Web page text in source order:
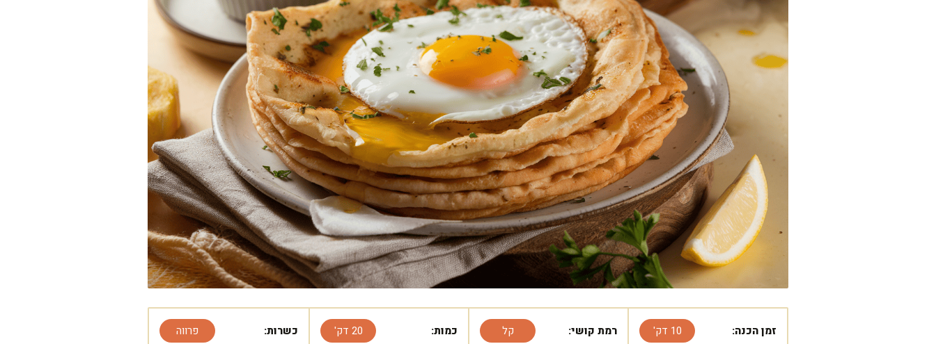
זמן הכנה: 10 דק' רמת קושי: קל כמות: 20 דק' כשרות: פרווה